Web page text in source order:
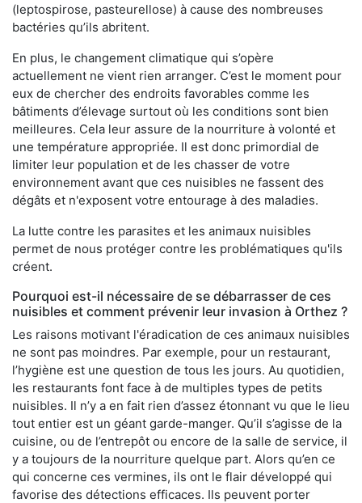
(leptospirose, pasteurellose) à cause des nombreuses
bactéries qu’ils abritent.
En plus, le changement climatique qui s’opère
actuellement ne vient rien arranger. C’est le moment pour
eux de chercher des endroits favorables comme les
bâtiments d’élevage surtout où les conditions sont bien
meilleures. Cela leur assure de la nourriture à volonté et
une température appropriée. Il est donc primordial de
limiter leur population et de les chasser de votre
environnement avant que ces nuisibles ne fassent des
dégâts et n'exposent votre entourage à des maladies.
La lutte contre les parasites et les animaux nuisibles
permet de nous protéger contre les problématiques qu'ils
créent.
Pourquoi est-il nécessaire de se débarrasser de ces
nuisibles et comment prévenir leur invasion à Orthez ?
Les raisons motivant l'éradication de ces animaux nuisibles
ne sont pas moindres. Par exemple, pour un restaurant,
l’hygiène est une question de tous les jours. Au quotidien,
les restaurants font face à de multiples types de petits
nuisibles. Il n’y a en fait rien d’assez étonnant vu que le lieu
tout entier est un géant garde-manger. Qu’il s’agisse de la
cuisine, ou de l’entrepôt ou encore de la salle de service, il
y a toujours de la nourriture quelque part. Alors qu’en ce
qui concerne ces vermines, ils ont le flair développé qui
favorise des détections efficaces. Ils peuvent porter